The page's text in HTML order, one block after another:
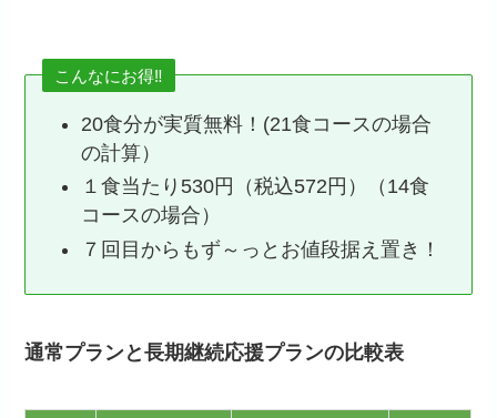
こんなにお得‼
20食分が実質無料！(21食コースの場合
の計算）
１食当たり530円（税込572円）（14食
コースの場合）
７回目からもず～っとお値段据え置き！
通常プランと長期継続応援プランの比較表